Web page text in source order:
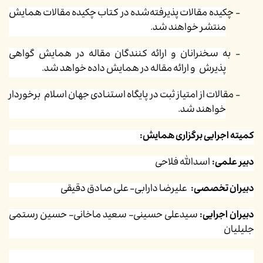
-چکیدهمقالات پذیرفته‌شده در کتاب چکیده مقالات همایش
منتشر خواهند شد.
- به سخنرانان و ارائه کنندگان مقاله در همایش گواهی
پذیرش و ارائه مقاله در همایش داده خواهد شد.
-مقالات از امتیاز ثبت در پایگاه استنادی جهان اسلام برخوردار
خواهند شد.
کمیته اجرایی برگزاری همایش:
دبیر علمی:اسدالله فلاحی
دبیران تخصصی:‌ علیرضا دارابی- علی صادق دقیقی
دبیران اجرایی:‌سیدعلی حسینی– سعید ماخانی– حسین رستمی
جلیلیان